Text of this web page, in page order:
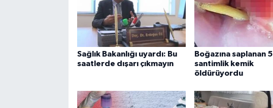
Sağlık Bakanlığı uyardı: Bu
saatlerde dışarı çıkmayın
Boğazına saplanan 5
santimlik kemik
öldürüyordu